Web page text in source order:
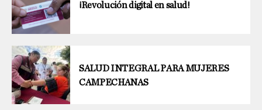
¡Revolución digital en salud!
SALUD INTEGRAL PARA MUJERES
CAMPECHANAS